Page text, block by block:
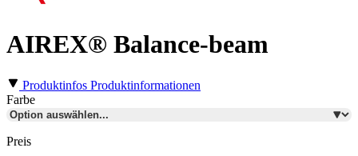
AIREX® Balance-beam
Produktinfos Produktinformationen
Farbe
Preis